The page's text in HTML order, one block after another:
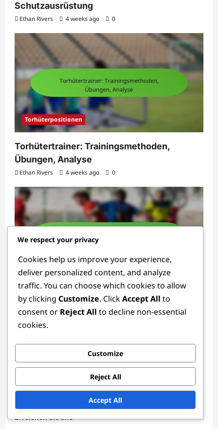
Schutzausrüstung
Ethan Rivers 4 weeks ago 0
Torhüterpositionen
Torhütertrainer: Trainingsmethoden,
Übungen, Analyse
Ethan Rivers 4 weeks ago 0
Torhüterpositionen
Professioneller Torhüter: Erfahrung,
Führung, Belastbarkeit
Ethan Rivers
Erreichen Sie uns
We respect your privacy
Cookies help us improve your experience,
deliver personalized content, and analyze
traffic. You can choose which cookies to allow
by clicking Customize. ClickAccept All to
consent or Reject All to decline non-essential
cookies.
Customize
Reject All
Accept All